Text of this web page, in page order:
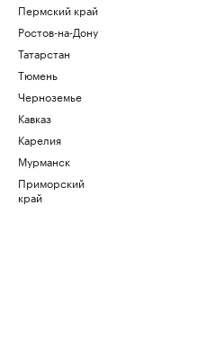
Пермский край
Ростов-на-Дону
Татарстан
Тюмень
Черноземье
Кавказ
Карелия
Мурманск
Приморский
край